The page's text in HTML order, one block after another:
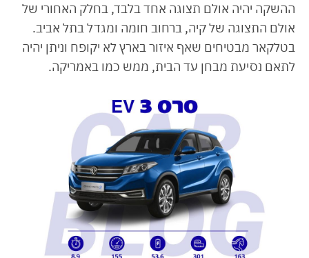
ההשקה יהיה אולם תצוגה אחד בלבד, בחלק האחורי של
אולם התצוגה של קיה, ברחוב חומה ומגדל בתל אביב.
בטלקאר מבטיחים שאף איזור בארץ לא יקופח וניתן יהיה
לתאם נסיעת מבחן עד הבית, ממש כמו באמריקה.